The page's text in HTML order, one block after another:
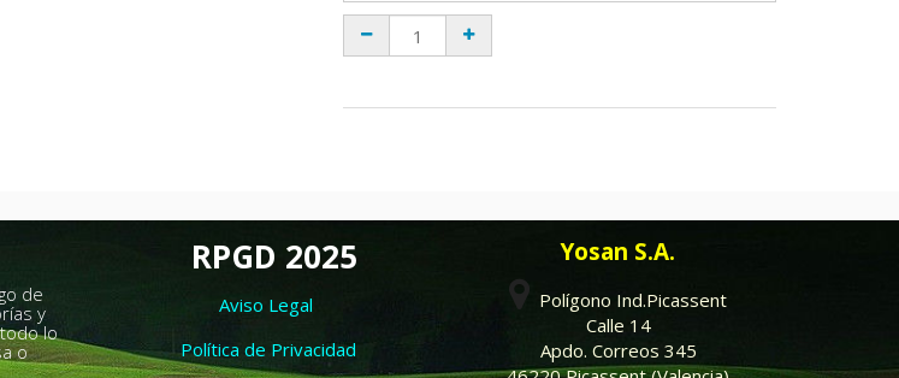
de
y
lo
o
RPGD 2025
Aviso Legal
Política de Privacidad
Yosan S.A.
Polígono Ind.Picassent
Calle 14
Apdo. Correos 345